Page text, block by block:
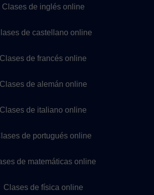
Clases de inglés online
de castellano online
Clases de francés online
Clases de alemán online
Clases de italiano online
de portugués online
de matemáticas online
Clases de física online